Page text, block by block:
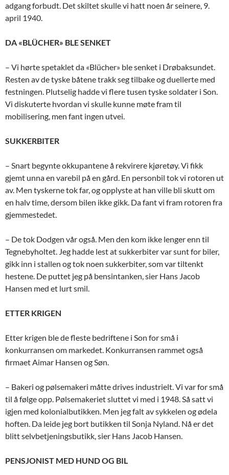
adgang forbudt. Det skiltet skulle vi hatt noen år seinere, 9.
april 1940.
DA «BLÜCHER» BLE SENKET
– Vi hørte spetaklet da «Blücher» ble senket i Drøbaksundet.
Resten av de tyske båtene trakk seg tilbake og duellerte med
festningen. Plutselig hadde vi flere tusen tyske soldater i Son.
Vi diskuterte hvordan vi skulle kunne møte fram til
mobilisering, men fant ingen utvei.
SUKKERBITER
– Snart begynte okkupantene å rekvirere kjøretøy. Vi fikk
gjemt unna en varebil på en gård. En personbil tok vi rotoren ut
av. Men tyskerne tok far, og opplyste at han ville bli skutt om
en halv time, dersom bilen ikke gikk. Da fant vi fram rotoren fra
gjemmestedet.
– De tok Dodgen vår også. Men den kom ikke lenger enn til
Tegnebyholtet. Jeg hadde lest at sukkerbiter var sunt for biler,
gikk inn i stallen og tok noen sukkerbiter, som var tiltenkt
hestene. De puttet jeg på bensintanken, sier Hans Jacob
Hansen med et lurt smil.
ETTER KRIGEN
Etter krigen ble de fleste bedriftene i Son for små i
konkurransen om markedet. Konkurransen rammet også
firmaet Aimar Hansen og Søn.
– Bakeri og pølsemakeri måtte drives industrielt. Vi var for små
til å følge opp. Pølsemakeriet sluttet vi med i 1948. Så satt vi
igjen med kolonialbutikken. Men jeg falt av sykkelen og ødela
hoften. Da leide jeg bort butikken til Sonja Nyland. Nå er det
blitt selvbetjeningsbutikk, sier Hans Jacob Hansen.
PENSJONIST MED HUND OG BIL